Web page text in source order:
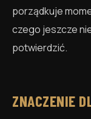
porządkuje
czego jeszcze
potwierdzić.
ZNACZENIE